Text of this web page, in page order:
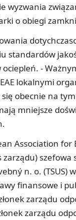
wyzwania
o obiegi
standardów
-
lokalnymi
obecnie na
mniejsze
Association for
szefowa
n. o. (TSUS)
finansowe i
zarządu
zarządu